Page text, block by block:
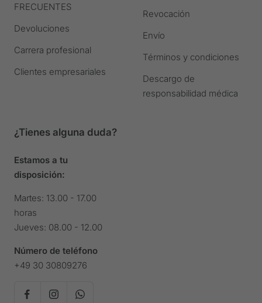
FRECUENTES
Devoluciones
Carrera profesional
Clientes empresariales
Revocación
Envío
Términos y condiciones
Descargo de
responsabilidad médica
¿Tienes alguna duda?
Estamos a tu
disposición:
Martes: 13.00 - 17.00
horas
Jueves: 08.00 - 12.00
Número de teléfono
+49 30 30809276